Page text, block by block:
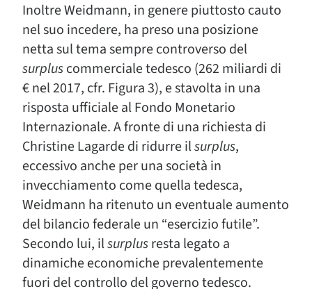
Inoltre Weidmann, in genere piuttosto cauto
nel suo incedere, ha preso una posizione
netta sul tema sempre controverso del
surpluscommerciale tedesco (262 miliardi di
€ nel 2017, cfr. Figura 3), e stavolta in una
risposta ufficiale al Fondo Monetario
Internazionale. A fronte di una richiesta di
Christine Lagarde di ridurre ilsurplus,
eccessivo anche per una società in
invecchiamento come quella tedesca,
Weidmann ha ritenuto un eventuale aumento
del bilancio federale un “esercizio futile”.
Secondo lui, ilsurplusresta legato a
dinamiche economiche prevalentemente
fuori del controllo del governo tedesco.